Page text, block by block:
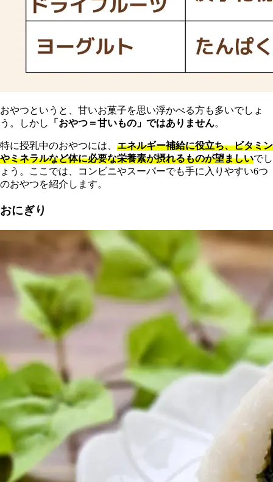
おやつというと、甘いお菓子を思い浮かべる方も多いでしょ
う。しかし
「おやつ＝甘いもの」ではありません。
特に授乳中のおやつには、 エネルギー補給に役立ち、ビタミン
やミネラルなど体に必要な栄養素が摂れるものが望ましいでし
ょう。ここでは、コンビニやスーパーでも手に入りやすい6つ
のおやつを紹介します。
おにぎり